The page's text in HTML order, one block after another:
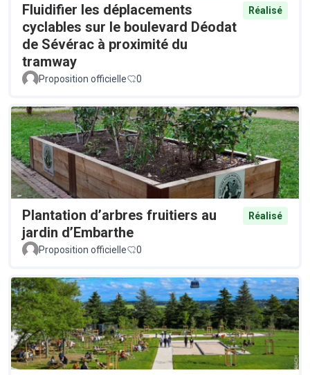
Fluidifier les déplacements
cyclables sur le boulevard Déodat
de Sévérac à proximité du
tramway
Réalisé
Proposition officielle 0
Plantation d’arbres fruitiers au
jardin d’Embarthe
Réalisé
Proposition officielle 0